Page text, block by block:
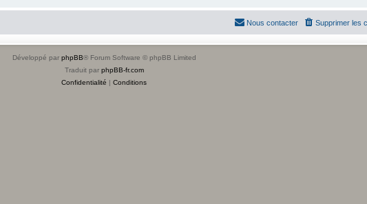
Supprimer les
Nous contacter
Développé par phpBB® Forum Software © phpBB Limited
Traduit par phpBB-fr.com
Confidentialité | Conditions